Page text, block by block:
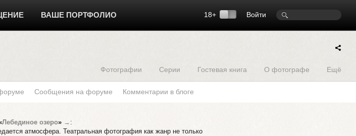
Войти
18+
ВАШЕ ПОРТФОЛИО
Фотографии Серии Гостевая книга О фотографе Ещё
Сообщения на форуме Комментарии в блоге
Лебединое озеро» → :
атмосфера. Театральная фотография как жанр не только